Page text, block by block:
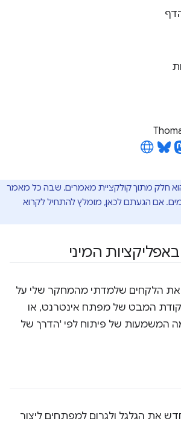
מתוך קולקציית מאמרים, שבה כל מאמר
הגעתם לכאן, מומלץ להתחיל לקרוא
המיני
שלמדתי מהמחקר שלי על
המבט של מפתח אינטרנט, או
של פיתוח לפי 'הדרך של
הגלגל ולגרום למפתחים ליצור